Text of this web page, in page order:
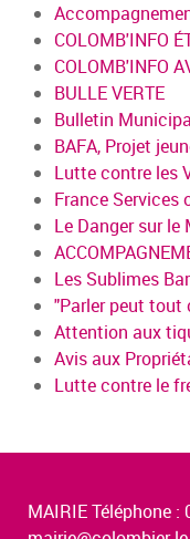
COLOMB'INFO
COLOMB'INFO
BULLE VERTE
Bulletin
BAFA, Projet
Lutte contre les
France Services
Le Danger sur le
Les Sublimes
"Parler peut tout
Attention aux
Avis aux
Lutte contre le
MAIRIE Téléphone